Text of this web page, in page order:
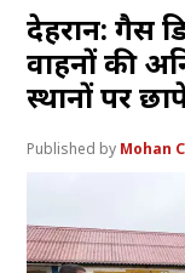
देहरादून: गैस
वाहनों की
स्थानों पर
Mohan